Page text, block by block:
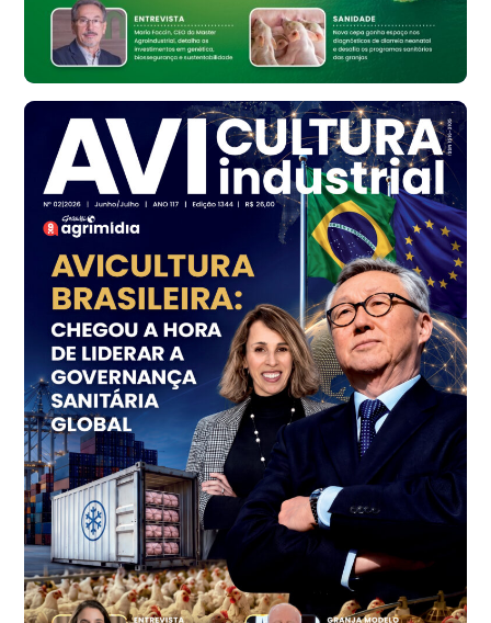
Bastos (SP)
R$ 148,56
cx
Frango - Indicador
R$ 7,16
kg
Frango - Indicador
SP
R$ 7,18
kg
Trigo Atacado - Regional
PR
R$ 1.414,46
t
Trigo Atacado - Regional
RS
R$ 1.314,61
t
Ovo Vermelho - Regional
Vermelho
R$ 171,61